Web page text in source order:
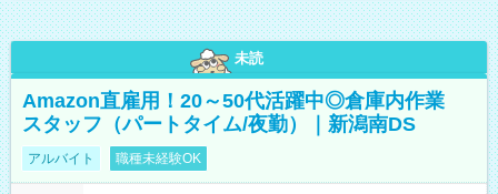
未読
Amazon直雇用！20～50代活躍中◎倉庫内作業
スタッフ（パートタイム/夜勤）｜新潟南DS
アルバイト 職種未経験OK